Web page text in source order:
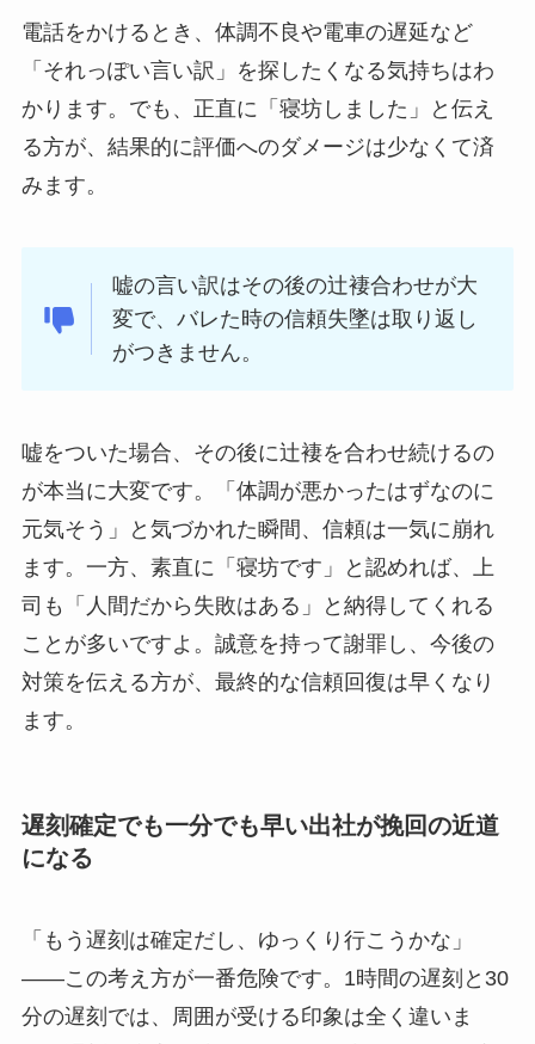
電話をかけるとき、体調不良や電車の遅延など
「それっぽい言い訳」を探したくなる気持ちはわ
かります。でも、正直に「寝坊しました」と伝え
る方が、結果的に評価へのダメージは少なくて済
みます。
嘘の言い訳はその後の辻褄合わせが大
変で、バレた時の信頼失墜は取り返し
がつきません。
嘘をついた場合、その後に辻褄を合わせ続けるの
が本当に大変です。「体調が悪かったはずなのに
元気そう」と気づかれた瞬間、信頼は一気に崩れ
ます。一方、素直に「寝坊です」と認めれば、上
司も「人間だから失敗はある」と納得してくれる
ことが多いですよ。誠意を持って謝罪し、今後の
対策を伝える方が、最終的な信頼回復は早くなり
ます。
遅刻確定でも一分でも早い出社が挽回の近道
になる
「もう遅刻は確定だし、ゆっくり行こうかな」
——この考え方が一番危険です。1時間の遅刻と30
分の遅刻では、周囲が受ける印象は全く違いま